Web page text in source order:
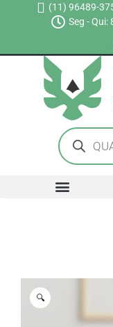
(11) 96489-
Seg - Qui:
🔍